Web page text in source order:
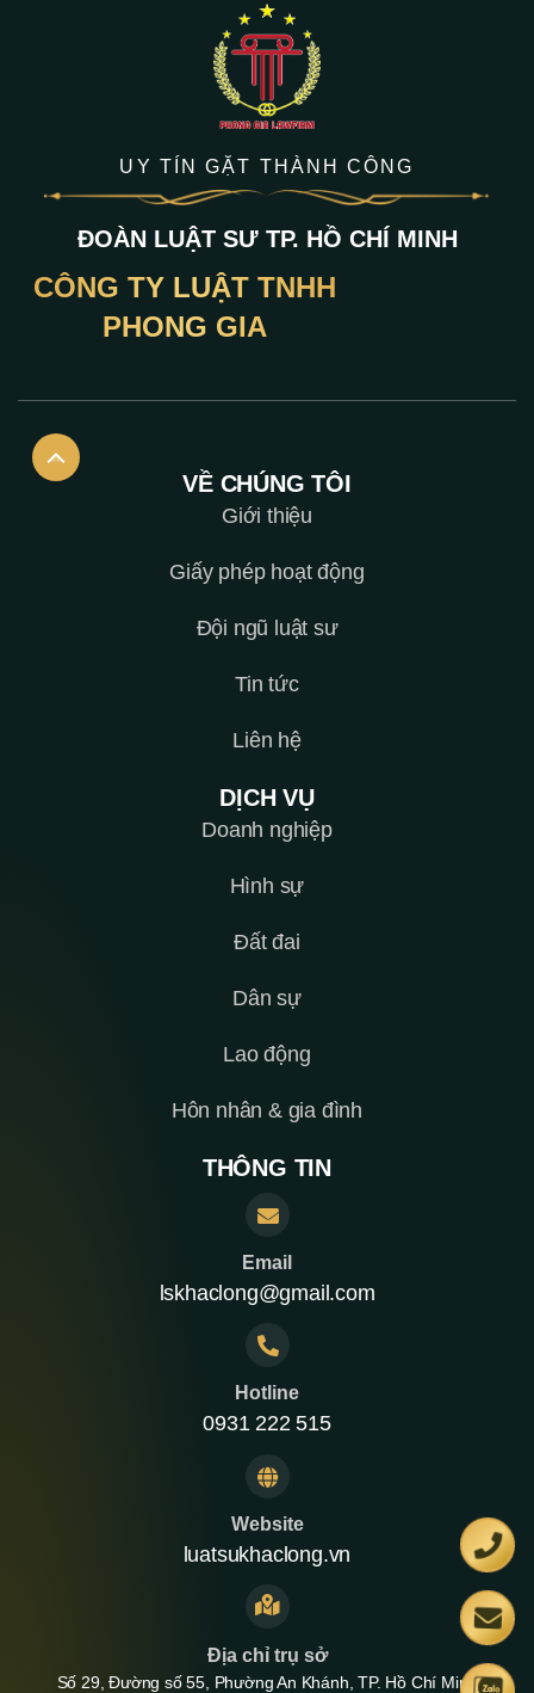
UY TÍN GẶT THÀNH CÔNG
ĐOÀN LUẬT SƯ TP. HỒ CHÍ MINH
CÔNG TY LUẬT TNHH
PHONG GIA
VỀ CHÚNG TÔI
Giới thiệu
Giấy phép hoạt động
Đội ngũ luật sư
Tin tức
Liên hệ
DỊCH VỤ
Doanh nghiệp
Hình sự
Đất đai
Dân sự
Lao động
Hôn nhân & gia đình
THÔNG TIN
Email
lskhaclong@gmail.com
Hotline
0931 222 515
Website
luatsukhaclong.vn
Địa chỉ trụ sở
Số 29, Đường số 55, Phường An Khánh, TP. Hồ Chí Minh